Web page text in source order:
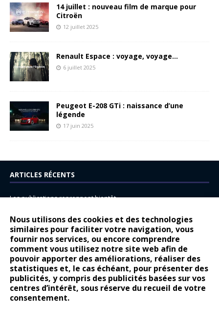
Nous utilisons des cookies et des technologies
similaires pour faciliter votre navigation, vous
fournir nos services, ou encore comprendre
comment vous utilisez notre site web afin de
pouvoir apporter des améliorations, réaliser des
statistiques et, le cas échéant, pour présenter des
publicités, y compris des publicités basées sur vos
centres d’intérêt, sous réserve du recueil de votre
consentement.
14 juillet : nouveau film de marque pour
Citroën
12 juillet 2025
Renault Espace : voyage, voyage…
6 juillet 2025
Peugeot E-208 GTi : naissance d’une
légende
17 juin 2025
ARTICLES RÉCENTS
Les publications reprennent bientôt…
14 juillet : nouveau film de marque pour Citroën
Renault Espace : voyage, voyage…
Peugeot E-208 GTi : naissance d’une légende
COMMENTAIRES RÉCENTS
Bernard Dardartdans